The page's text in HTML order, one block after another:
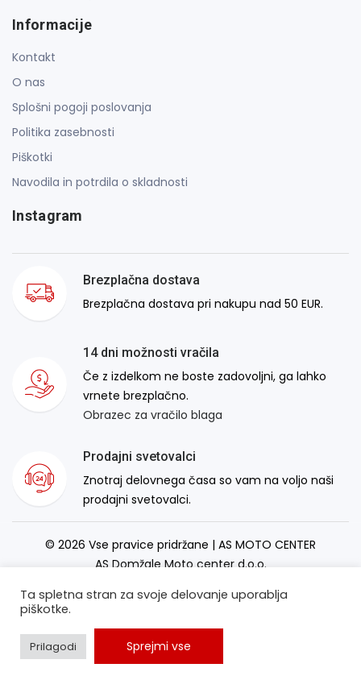
Informacije
Kontakt
O nas
Splošni pogoji poslovanja
Politika zasebnosti
Piškotki
Navodila in potrdila o skladnosti
Instagram
Brezplačna dostava
Brezplačna dostava pri nakupu nad 50 EUR.
14 dni možnosti vračila
Če z izdelkom ne boste zadovoljni, ga lahko
vrnete brezplačno.
Obrazec za vračilo blaga
Prodajni svetovalci
Znotraj delovnega časa so vam na voljo naši
prodajni svetovalci.
© 2026 Vse pravice pridržane | AS MOTO CENTER
AS Domžale Moto center d.o.o.
Ta spletna stran za svoje delovanje uporablja
piškotke.
Prilagodi Sprejmi vse